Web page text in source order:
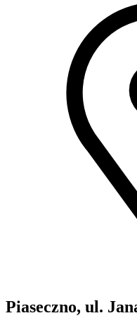
Piaseczno, ul.